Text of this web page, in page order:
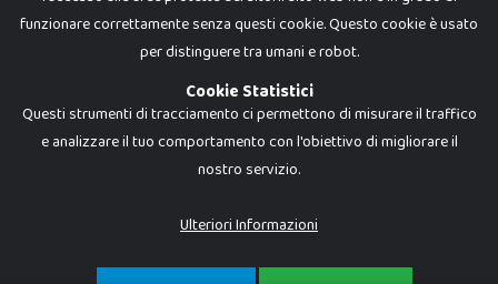
Dadi e Mattoncini è un brand di Giocabene Srl. Ogni riproduzione o utilizzo non
I prezzi e le promozioni pubblicate potrebbero differire da quanto esposto in
funzionare correttamente senza questi cookie. Questo cookie è usato
per distinguere tra umani e robot.
Cookie Statistici
Questi strumenti di tracciamento ci permettono di misurare il traffico
e analizzare il tuo comportamento con l'obiettivo di migliorare il
nostro servizio.
Ulteriori Informazioni